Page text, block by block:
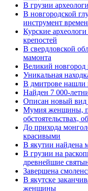
В грузии
В новгородской
инструмент
Курские
крепостей
В свердловской
мамонта
Великий новгород
Уникальная
В дмитрове нашли
Найден 7 000-
Описан новый вид
Мумия женщины,
обстоятельствах,
До прихода
красивыми
В якутии найдена
В грузии на
древнейшие
Завершена
В якутске
женщины